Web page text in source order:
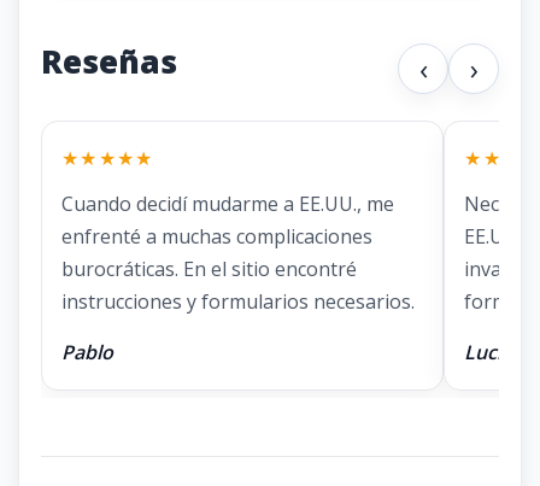
Reseñas ‹ ›
★★★★★
Cuando decidí mudarme a EE.UU., me
enfrenté a muchas complicaciones
burocráticas. En el sitio encontré
instrucciones y formularios necesarios.
Pablo
EE.UU.
Lucía